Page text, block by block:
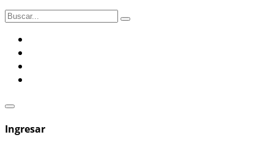
Ingresar